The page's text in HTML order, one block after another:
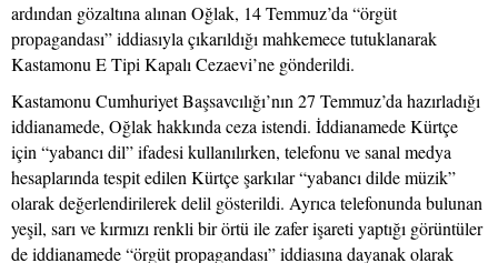
ardından gözaltına alınan Oğlak, 14 Temmuz’da “örgüt
propagandası” iddiasıyla çıkarıldığı mahkemece tutuklanarak
Kastamonu E Tipi Kapalı Cezaevi’ne gönderildi.
Kastamonu Cumhuriyet Başsavcılığı’nın 27 Temmuz’da hazırladığı
iddianamede, Oğlak hakkında ceza istendi. İddianamede Kürtçe
için “yabancı dil” ifadesi kullanılırken, telefonu ve sanal medya
hesaplarında tespit edilen Kürtçe şarkılar “yabancı dilde müzik”
olarak değerlendirilerek delil gösterildi. Ayrıca telefonunda bulunan
yeşil, sarı ve kırmızı renkli bir örtü ile zafer işareti yaptığı görüntüler
de iddianamede “örgüt propagandası” iddiasına dayanak olarak